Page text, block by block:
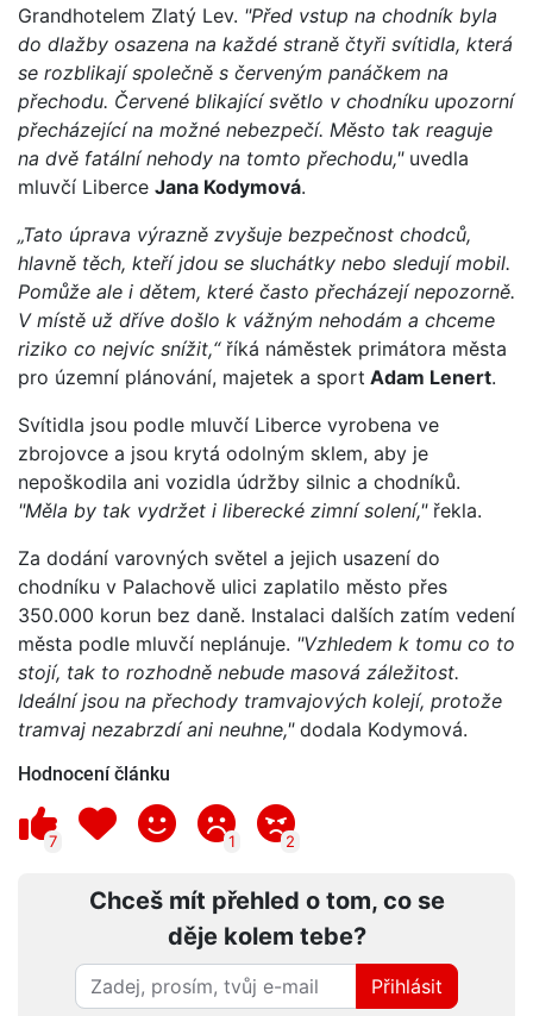
Grandhotelem Zlatý Lev. "Před vstup na chodník byla
do dlažby osazena na každé straně čtyři svítidla, která
se rozblikají společně s červeným panáčkem na
přechodu. Červené blikající světlo v chodníku upozorní
přecházející na možné nebezpečí. Město tak reaguje
na dvě fatální nehody na tomto přechodu," uvedla
mluvčí Liberce Jana Kodymová.
„Tato úprava výrazně zvyšuje bezpečnost chodců,
hlavně těch, kteří jdou se sluchátky nebo sledují mobil.
Pomůže ale i dětem, které často přecházejí nepozorně.
V místě už dříve došlo k vážným nehodám a chceme
riziko co nejvíc snížit,“ říká náměstek primátora města
pro územní plánování, majetek a sport Adam Lenert.
Svítidla jsou podle mluvčí Liberce vyrobena ve
zbrojovce a jsou krytá odolným sklem, aby je
nepoškodila ani vozidla údržby silnic a chodníků.
"Měla by tak vydržet i liberecké zimní solení,"řekla.
Za dodání varovných světel a jejich usazení do
chodníku v Palachově ulici zaplatilo město přes
350.000 korun bez daně. Instalaci dalších zatím vedení
města podle mluvčí neplánuje. "Vzhledem k tomu co to
stojí, tak to rozhodně nebude masová záležitost.
Ideální jsou na přechody tramvajových kolejí, protože
tramvaj nezabrzdí ani neuhne,"dodala Kodymová.
Hodnocení článku
7 1 2
Chceš mít přehled o tom, co se
děje kolem tebe?
Přihlásit